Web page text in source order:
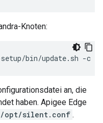
Knoten:
setup/bin/update.sh -c
an, die
haben. Apigee Edge
/opt/silent.conf .